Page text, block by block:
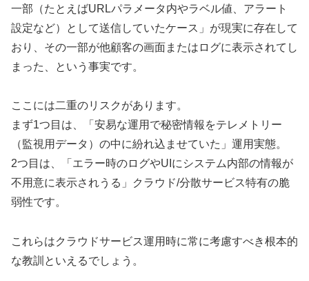
一部（たとえばURLパラメータ内やラベル値、アラート
設定など）として送信していたケース」が現実に存在して
おり、その一部が他顧客の画面またはログに表示されてし
まった、という事実です。
ここには二重のリスクがあります。
まず1つ目は、「安易な運用で秘密情報をテレメトリー
（監視用データ）の中に紛れ込ませていた」運用実態。
2つ目は、「エラー時のログやUIにシステム内部の情報が
不用意に表示されうる」クラウド/分散サービス特有の脆
弱性です。
これらはクラウドサービス運用時に常に考慮すべき根本的
な教訓といえるでしょう。